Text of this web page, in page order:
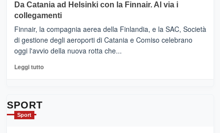
tappe
dell’enoturismo
sull’Etna
RANDAZZO
–
Ci
siamo
quasi….
pronti
per
Da Catania ad Helsinki con la Finnair. Al via i
collegamenti
Finnair, la compagnia aerea della Finlandia, e la SAC, Società
di gestione degli aeroporti di Catania e Comiso celebrano
oggi l'avvio della nuova rotta che...
Leggi tuttoLeggi
SPORT
Sport